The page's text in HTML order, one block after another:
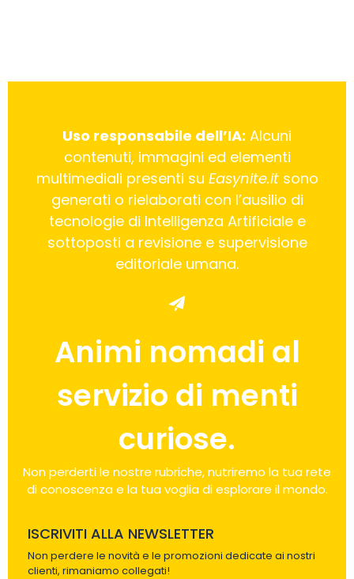
Uso responsabile dell’IA: Alcuni
contenuti, immagini ed elementi
multimediali presenti su Easynite.itsono
generati o rielaborati con l’ausilio di
tecnologie di Intelligenza Artificiale e
sottoposti a revisione e supervisione
editoriale umana.
Animi nomadi al
servizio di menti
curiose.
Non perderti le nostre rubriche, nutriremo la tua rete
di conoscenza e la tua voglia di esplorare il mondo.
ISCRIVITI ALLA NEWSLETTER
Non perdere le novità e le promozioni dedicate ai nostri
clienti, rimaniamo collegati!